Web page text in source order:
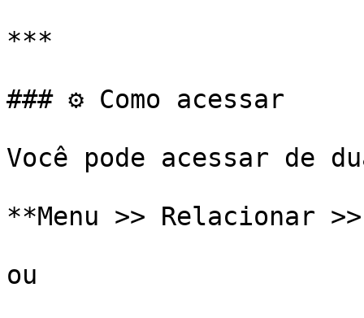
***
### ⚙️ Como acessar
Você pode acessar de
**Menu >> Relacionar
ou